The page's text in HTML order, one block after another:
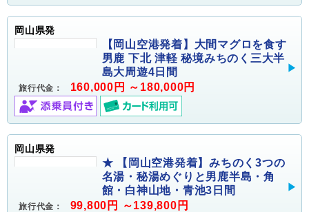
岡山県発
【岡山空港発着】大間マグロを食す
男鹿 下北 津軽 秘境みちのく三大半
島大周遊4日間
旅行代金： 160,000円 ～180,000円
岡山県発
★ 【岡山空港発着】みちのく3つの
名湯・秘湯めぐりと男鹿半島・角
館・白神山地・青池3日間
旅行代金： 99,800円 ～139,800円